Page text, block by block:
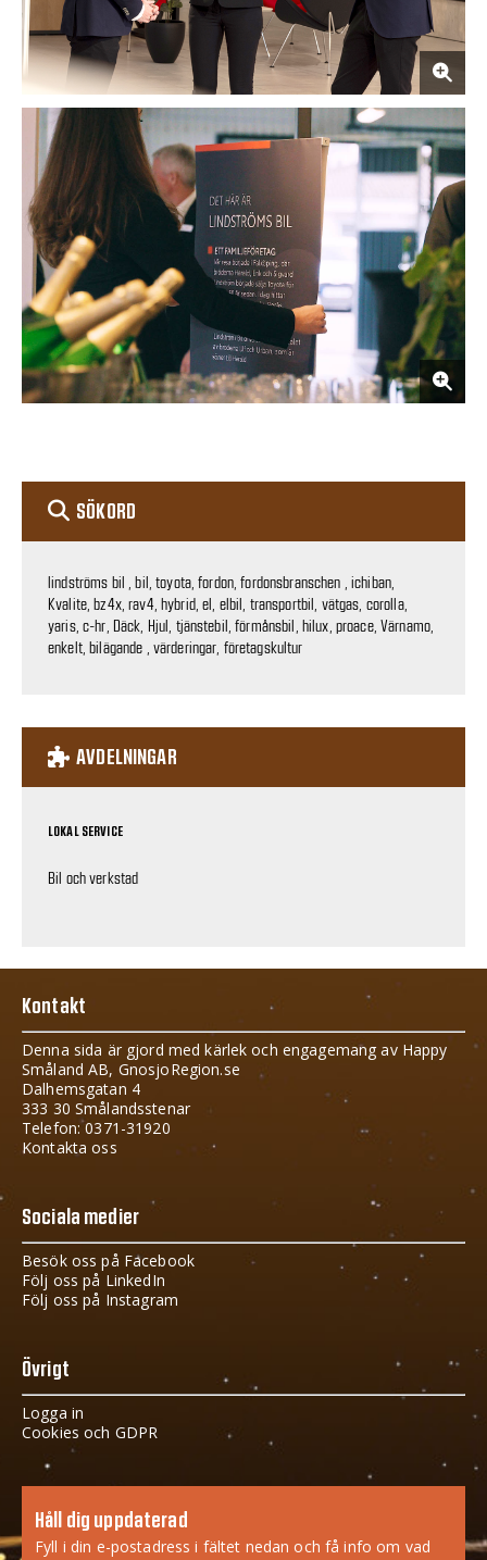
SÖKORD
lindströms bil , bil, toyota, fordon, fordonsbranschen , ichiban,
Kvalite, bz4x, rav4, hybrid, el, elbil, transportbil, vätgas, corolla,
yaris, c-hr, Däck, Hjul, tjänstebil, förmånsbil, hilux, proace, Värnamo,
enkelt, bilägande , värderingar, företagskultur
AVDELNINGAR
LOKAL SERVICE
Bil och verkstad
Kontakt
Denna sida är gjord med kärlek och engagemang av Happy
Småland AB, GnosjoRegion.se
Dalhemsgatan 4
333 30 Smålandsstenar
Telefon: 0371-31920
Kontakta oss
Sociala medier
Besök oss på Facebook
Följ oss på LinkedIn
Följ oss på Instagram
Övrigt
Logga in
Cookies och GDPR
Håll dig uppdaterad
Fyll i din e-postadress i fältet nedan och få info om vad